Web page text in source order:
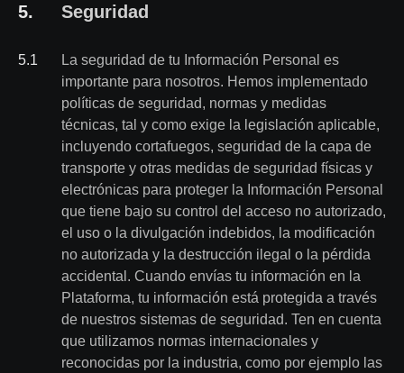
5. Seguridad
5.1
La seguridad de tu Información Personal es
importante para nosotros. Hemos implementado
políticas de seguridad, normas y medidas
técnicas, tal y como exige la legislación aplicable,
incluyendo cortafuegos, seguridad de la capa de
transporte y otras medidas de seguridad físicas y
electrónicas para proteger la Información Personal
que tiene bajo su control del acceso no autorizado,
el uso o la divulgación indebidos, la modificación
no autorizada y la destrucción ilegal o la pérdida
accidental. Cuando envías tu información en la
Plataforma, tu información está protegida a través
de nuestros sistemas de seguridad. Ten en cuenta
que utilizamos normas internacionales y
reconocidas por la industria, como por ejemplo las